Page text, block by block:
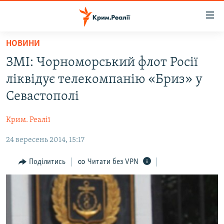
Перейти
основного
матеріалу
Перейти
до
основної
навігації
Перейти
пошуку
ВОДА.КРИМ
ВІДЕО ТА ФОТО
БЛОГИ
ПОГЛЯД
ІНТЕРВ'Ю
ВСЕ ЗА ДЕНЬ
СПЕЦПРОЕКТИ
ЯК ОБІЙТИ БЛОКУВАННЯ
НОВИНИ
ЗМІ: Чорноморський флот Росії
ліквідує телекомпанію «Бриз» у
Севастополі
Крим. Реалії
24 вересень 2014, 15:17
Поділитись Читати без VPN